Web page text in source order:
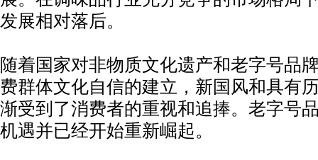
发展相对落后。
随着国家对非物质文化遗产和老字号品
费群体文化自信的建立，新国风和具有
渐受到了消费者的重视和追捧。老字号
机遇并已经开始重新崛起。